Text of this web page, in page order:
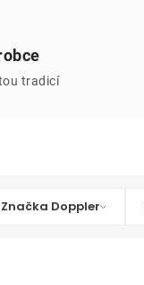
tradicí
Značka Doppler